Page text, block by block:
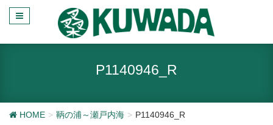
P1140946_R
HOME 鞆の浦～瀬戸内海 P1140946_R